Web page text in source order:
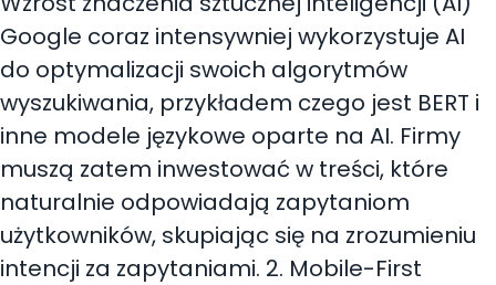
Google coraz intensywniej wykorzystuje AI
do optymalizacji swoich algorytmów
wyszukiwania, przykładem czego jest BERT i
inne modele językowe oparte na AI. Firmy
muszą zatem inwestować w treści, które
naturalnie odpowiadają zapytaniom
użytkowników, skupiając się na zrozumieniu
intencji za zapytaniami. 2. Mobile-First